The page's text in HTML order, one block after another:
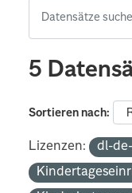
5
Sortieren nach
Lizenzen: dl-